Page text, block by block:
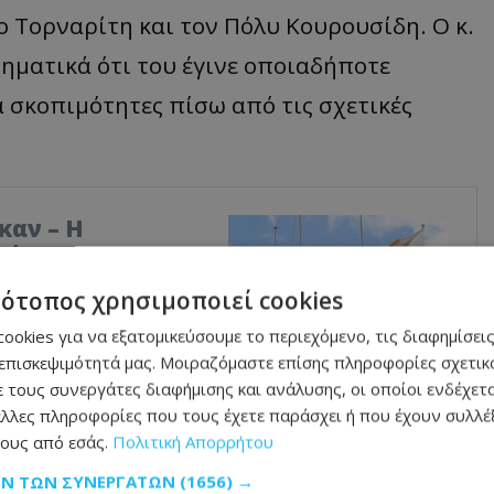
και τον Πόλυ Κουρουσίδη. Ο κ.
ότι του έγινε οποιαδήποτε
πίσω από τις σχετικές
– Η
είναι τέλειο και
καλύτερο από αυτό
η κομματική
Κυβερνητικός
την κριτική κατά
σε Διοικητικά
οι εισηγήσεις του
78%.
χρησιμοποιεί cookies
για να εξατομικεύσουμε το περιεχόμενο, τις
μας. Μοιραζόμαστε επίσης πληροφορίες
συνεργάτες διαφήμισης και ανάλυσης, οι οποίοι
πληροφορίες που τους έχετε παράσχει ή που έχουν
από εσάς. Πολιτική Απορρήτου
ΤΩΝ ΣΥΝΕΡΓΑΤΏΝ (1656) →